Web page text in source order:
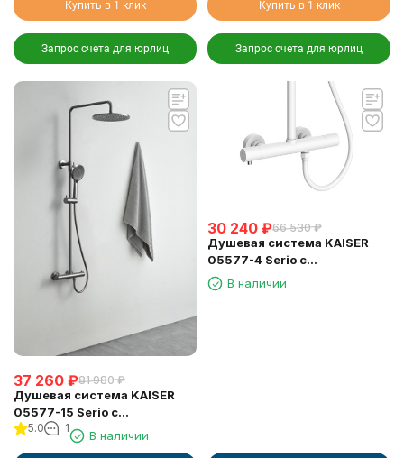
Купить в 1 клик
Запрос счета для юрлиц
Купить в 1 клик
Запрос счета для юрлиц
37 260 ₽81 980 ₽
Душевая система KAISER
05577-15 Serio с
термостатом 6282
5.0 1
В наличии
30 240 ₽66 530 ₽
Душевая система KAISER
05577-4 Serio с
термостатом 6282
В наличии